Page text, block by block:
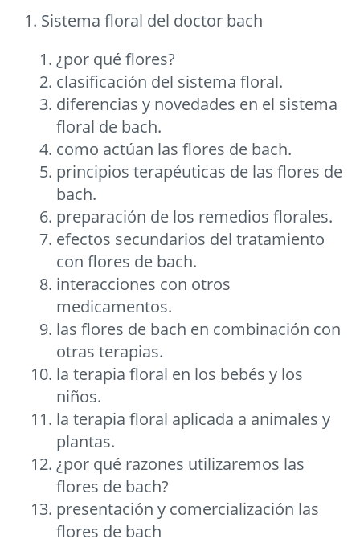
1. Sistema floral del doctor bach
¿por qué flores?
clasificación del sistema floral.
diferencias y novedades en el sistema
floral de bach.
como actúan las flores de bach.
principios terapéuticas de las flores de
bach.
preparación de los remedios florales.
efectos secundarios del tratamiento
con flores de bach.
interacciones con otros
medicamentos.
las flores de bach en combinación con
otras terapias.
la terapia floral en los bebés y los
niños.
la terapia floral aplicada a animales y
plantas.
¿por qué razones utilizaremos las
flores de bach?
presentación y comercialización las
flores de bach